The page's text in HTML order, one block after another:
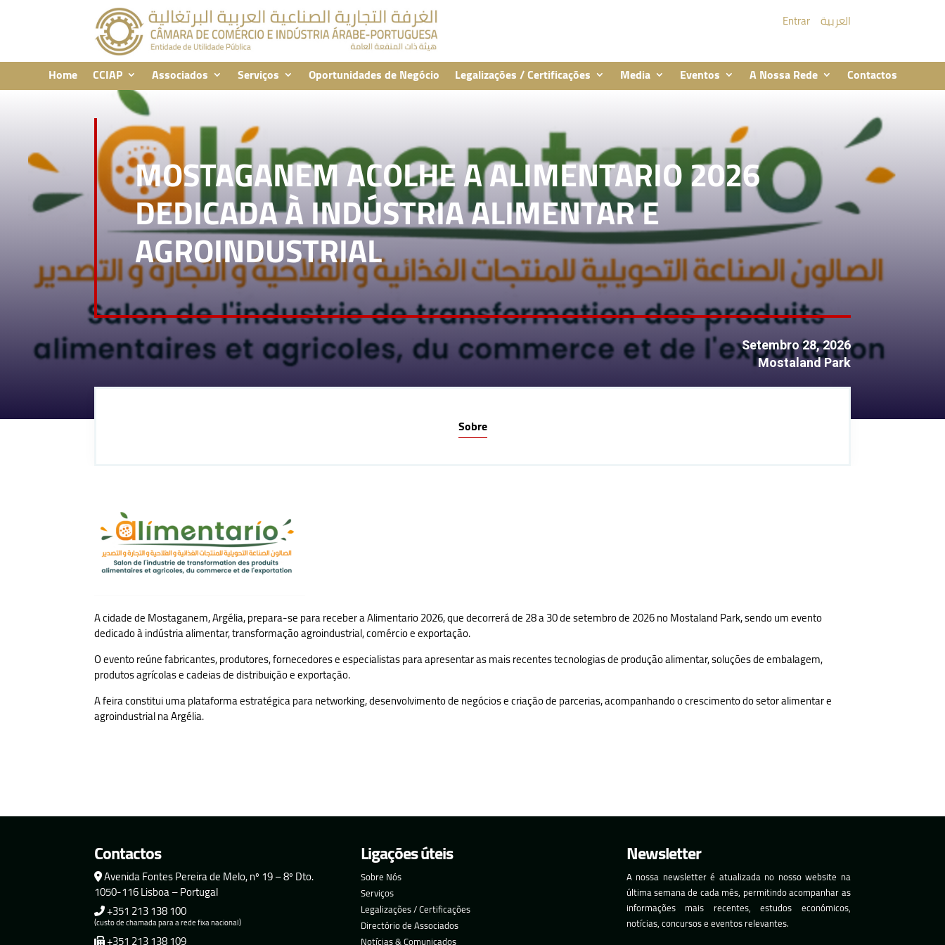
Entrar العربية
Home CCIAP Associados Serviços Oportunidades de Negócio Legalizações / Certificações Media Eventos A Nossa Rede Contactos
MOSTAGANEM ACOLHE A ALIMENTARIO 2026
DEDICADA À INDÚSTRIA ALIMENTAR E
AGROINDUSTRIAL
Setembro 28, 2026
Mostaland Park
Sobre
A cidade de Mostaganem, Argélia, prepara-se para receber a Alimentario 2026, que decorrerá de 28 a 30 de setembro de 2026 no Mostaland Park, sendo um evento
dedicado à indústria alimentar, transformação agroindustrial, comércio e exportação.
O evento reúne fabricantes, produtores, fornecedores e especialistas para apresentar as mais recentes tecnologias de produção alimentar, soluções de embalagem,
produtos agrícolas e cadeias de distribuição e exportação.
A feira constitui uma plataforma estratégica para networking, desenvolvimento de negócios e criação de parcerias, acompanhando o crescimento do setor alimentar e
agroindustrial na Argélia.
Contactos
Avenida Fontes Pereira de Melo, nº 19 – 8º Dto.
1050-116 Lisboa – Portugal
+351 213 138 100
(custo de chamada para a rede fixa nacional)
Ligações úteis
Sobre Nós
Serviços
Legalizações / Certificações
Directório de Associados
Notícias & Comunicados
Newsletter
A nossa newsletter é atualizada no nosso website na
última semana de cada mês, permitindo acompanhar as
informações mais recentes, estudos económicos,
notícias, concursos e eventos relevantes.